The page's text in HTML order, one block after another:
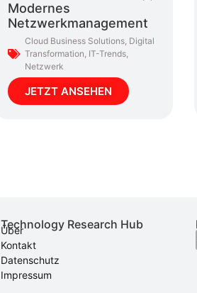
Modernes
Netzwerkmanagement
Cloud Business Solutions, Digital
Transformation, IT-Trends,
Netzwerk
JETZT ANSEHEN
Technology Research Hub
Über
Kontakt
Datenschutz
Impressum